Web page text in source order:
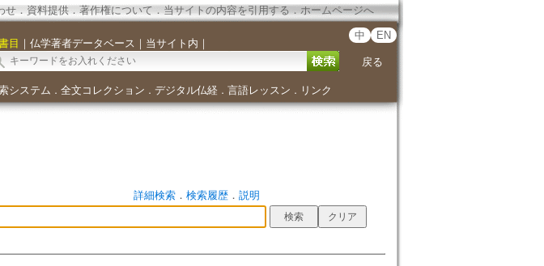
せ． 資料提供． 著作権について．当サイトの内容を引用する ． ホームページへ
目 ｜ 仏学著者データベース ｜ 当サイト内 ｜
中 EN
戻る
システム ． 全文コレクション ． デジタル仏経． 言語レッスン ． リンク
詳細検索． 検索履歴． 説明